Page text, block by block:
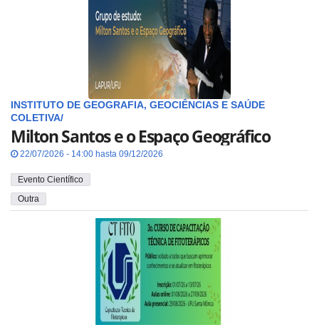
INSTITUTO DE GEOGRAFIA, GEOCIÊNCIAS E SAÚDE
COLETIVA/
Milton Santos e o Espaço Geográfico
22/07/2026 - 14:00 hasta 09/12/2026
Evento Científico
Outra